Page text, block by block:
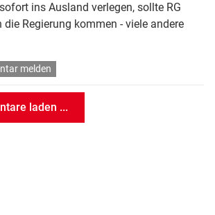
ins Ausland verlegen, sollte RG
die Regierung kommen - viele andere
melden
laden ...